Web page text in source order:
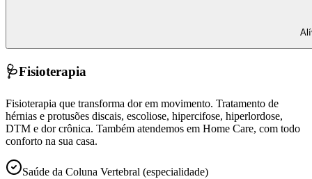
🩺Fisioterapia
Fisioterapia que transforma dor em movimento. Tratamento de
hérnias e protusões discais, escoliose, hipercifose, hiperlordose,
DTM e dor crônica. Também atendemos em Home Care, com todo
conforto na sua casa.
Saúde da Coluna Vertebral (especialidade)